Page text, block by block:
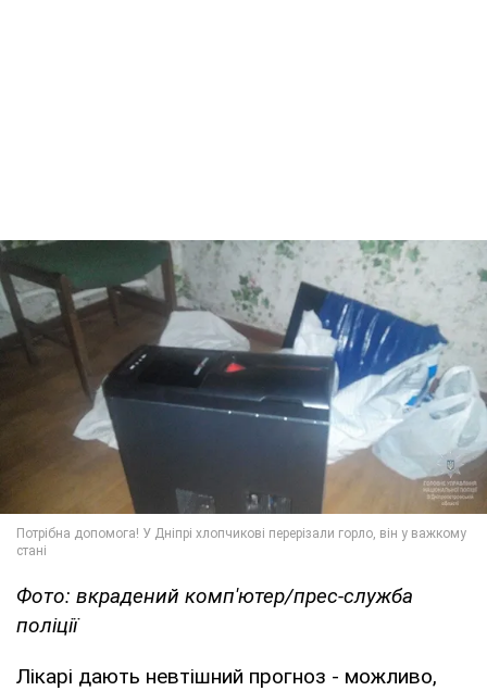
Фото: вкрадений комп'ютер/прес-служба
поліції
Лікарі дають невтішний прогноз - можливо,